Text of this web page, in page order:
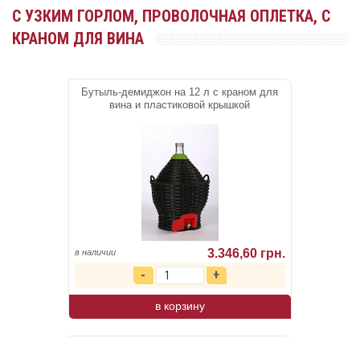
С УЗКИМ ГОРЛОМ, ПРОВОЛОЧНАЯ ОПЛЕТКА, С
КРАНОМ ДЛЯ ВИНА
Бутыль-демиджон на 12 л с краном для
вина и пластиковой крышкой
в наличии 3.346,60 грн.
в корзину